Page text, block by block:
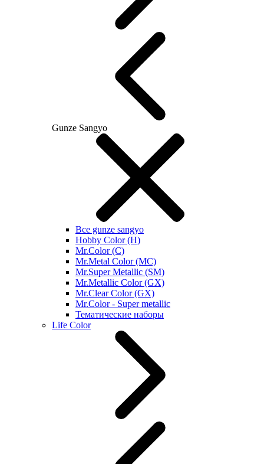
Gunze Sangyo
Все gunze sangyo
Hobby Color (H)
Mr.Color (C)
Mr.Metal Color (MC)
Mr.Super Metallic (SM)
Mr.Metallic Color (GX)
Mr.Clear Color (GX)
Mr.Color - Super metallic
Тематические наборы
Life Color